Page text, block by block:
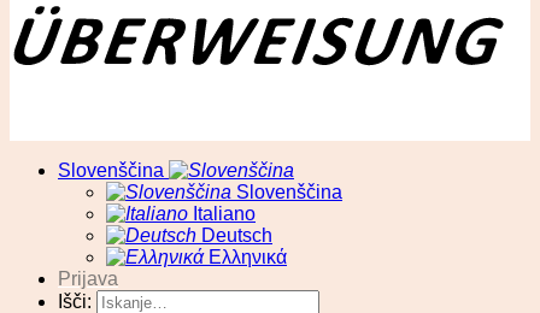
Slovenščina
Slovenščina
Italiano
Deutsch
Ελληνικά
Prijava
Išči: